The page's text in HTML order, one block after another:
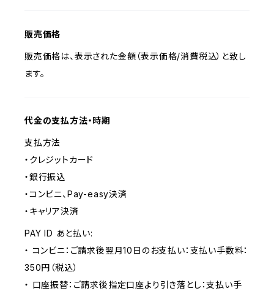
販売価格
販売価格は、表示された金額（表示価格/消費税込）と致し
ます。
代金の支払方法・時期
支払方法
・クレジットカード
・銀行振込
・コンビニ、Pay-easy決済
・キャリア決済
PAY ID あと払い:
・ コンビニ：ご請求後翌月10日のお支払い：支払い手数料：
350円（税込）
・ 口座振替：ご請求後指定口座より引き落とし：支払い手